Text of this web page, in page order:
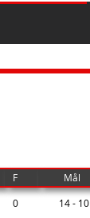
F Mål
0 14 - 10